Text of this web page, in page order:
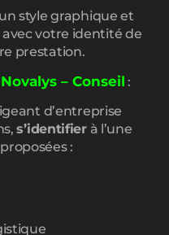
style graphique et
votre identité de
prestation.
Novalys – Conseil :
d’entreprise
s’identifierà l’une
: